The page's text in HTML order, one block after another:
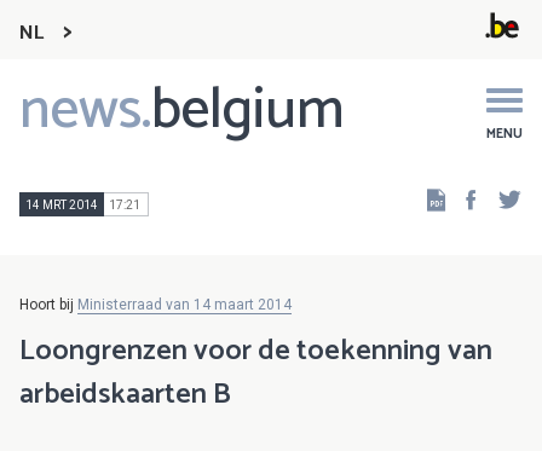
NL
news.belgium MENU
Main
navigation
14 MRT 2014 17:21
Hoort bij Ministerraad van 14 maart 2014
Loongrenzen voor de toekenning van
arbeidskaarten B